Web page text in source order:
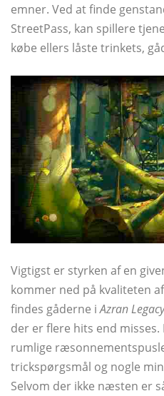
emner. Ved at finde
StreetPass, kan spillere
købe ellers låste trinkets,
Vigtigst er styrken af ​​en
kommer ned på kvaliteten
findes gåderne iAzran Legacy
der er flere hits end
rumlige
trickspørgsmål og nogle
Selvom der ikke næsten er